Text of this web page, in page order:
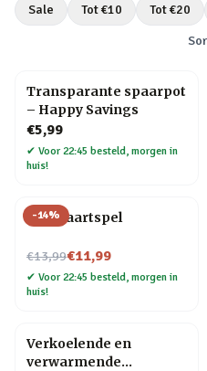
Sale Tot €10 Tot €20
Transparante spaarpot
– Happy Savings
€5,99
✔ Voor 22:45 besteld, morgen in
huis!
-14%
Bier kaartspel
€13,99
Nu voor€11,99
✔ Voor 22:45 besteld, morgen in
huis!
Verkoelende en
verwarmende